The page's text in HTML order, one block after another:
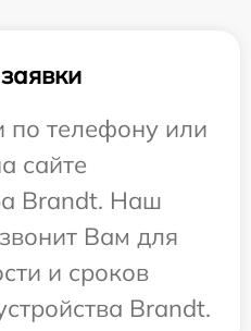
по телефону или
сайте
Brandt. Наш
Вам для
и сроков
Brandt.